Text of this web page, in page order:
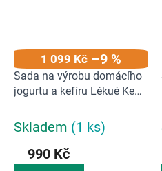
1 099 Kč –9 %
Sada na výrobu domácího
jogurtu a kefíru Lékué Kefir
Skladem (1 ks)
990 Kč